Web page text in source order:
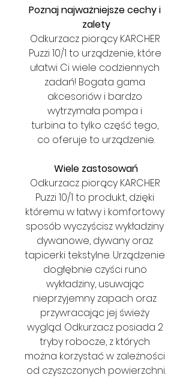
Poznaj najważniejsze cechy i
zalety
Odkurzacz piorący KARCHER
Puzzi 10/1 to urządzenie, które
ułatwi Ci wiele codziennych
zadań! Bogata gama
akcesoriów i bardzo
wytrzymała pompa i
turbina to tylko część tego,
co oferuje to urządzenie.
Wiele zastosowań
Odkurzacz piorący KARCHER
Puzzi 10/1 to produkt, dzięki
któremu w łatwy i komfortowy
sposób wyczyścisz wykładziny
dywanowe, dywany oraz
tapicerki tekstylne. Urządzenie
dogłębnie czyści runo
wykładziny, usuwając
nieprzyjemny zapach oraz
przywracając jej świeży
wygląd. Odkurzacz posiada 2
tryby robocze, z których
można korzystać w zależności
od czyszczonych powierzchni.